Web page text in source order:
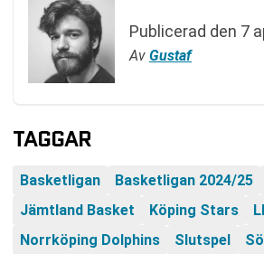
Publicerad den 7
Av Gustaf
TAGGAR
Basketligan Basketligan 2024/25
Jämtland Basket
Köping Stars
Norrköping Dolphins
Slutspel